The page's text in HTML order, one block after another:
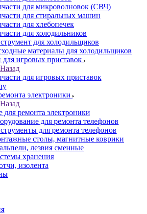
для микроволновок (СВЧ)
для стиральных машин
для хлебопечек
для холодильников
для холодильщиков
материалы для холодильщиков
для игровых приставок
Назад
для игровых приставок
электроники
Назад
для ремонта электроники
для ремонта телефонов
для ремонта телефонов
столы, магнитные коврики
лезвия сменные
хранения
изолента